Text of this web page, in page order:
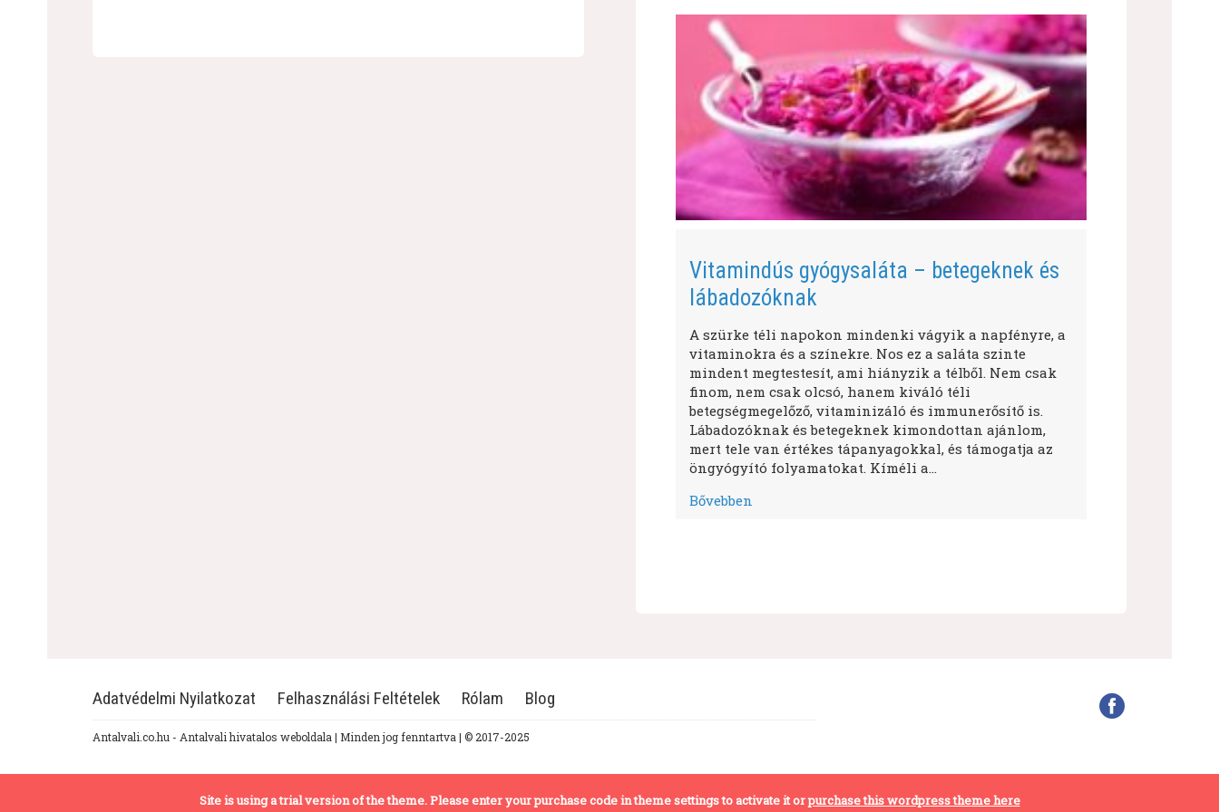
Vitamindús gyógysaláta – betegeknek és
lábadozóknak
A szürke téli napokon mindenki vágyik a napfényre, a
vitaminokra és a színekre. Nos ez a saláta szinte
mindent megtestesít, ami hiányzik a télből. Nem csak
finom, nem csak olcsó, hanem kiváló téli
betegségmegelőző, vitaminizáló és immunerősítő is.
Lábadozóknak és betegeknek kimondottan ajánlom,
mert tele van értékes tápanyagokkal, és támogatja az
öngyógyító folyamatokat. Kíméli a…
Bővebben
Adatvédelmi Nyilatkozat Felhasználási Feltételek Rólam Blog
Antalvali.co.hu - Antalvali hivatalos weboldala | Minden jog fenntartva | © 2017-2025
Site is using a trial version of the theme. Please enter your purchase code in theme settings to activate it orpurchase this wordpress theme here